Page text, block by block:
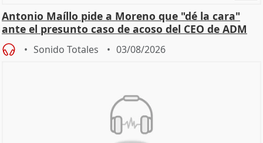
Antonio Maíllo pide a Moreno que "dé la cara"
ante el presunto caso de acoso del CEO de ADM
Sonido Totales 03/08/2026